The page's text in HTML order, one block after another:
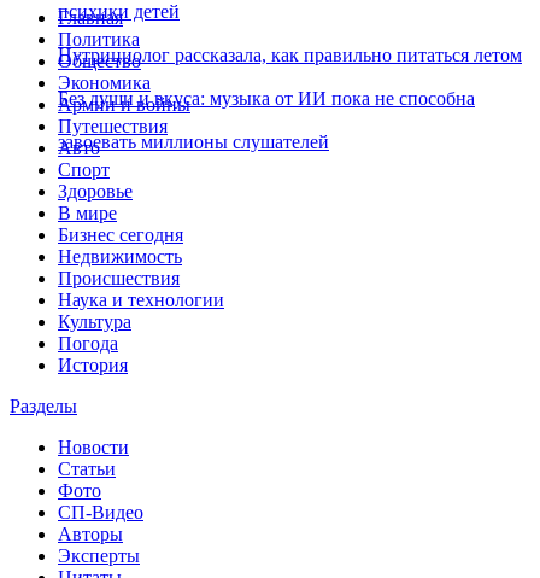
психики детей
Нутрициолог рассказала, как правильно питаться летом
Без души и вкуса: музыка от ИИ пока не способна
завоевать миллионы слушателей
Главная
Политика
Общество
Экономика
Армии и войны
Путешествия
Авто
Спорт
Здоровье
В мире
Бизнес сегодня
Недвижимость
Происшествия
Наука и технологии
Культура
Погода
История
Разделы
Новости
Статьи
Фото
СП-Видео
Авторы
Эксперты